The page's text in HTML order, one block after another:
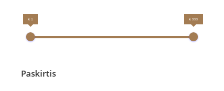
€ 1 € 999
Paskirtis